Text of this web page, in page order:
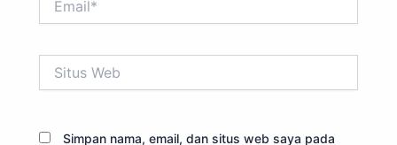
Web
Simpan nama, email, dan situs web saya pada